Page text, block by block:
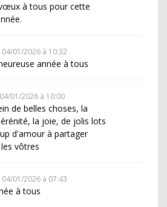
à tous pour cette
04/01/2026 à 10:32
année à tous
01/2026 à 10:00
de belles choses, la
la joie, de jolis lots
d'amour à partager
vôtres
04/01/2026 à 07:43
à tous